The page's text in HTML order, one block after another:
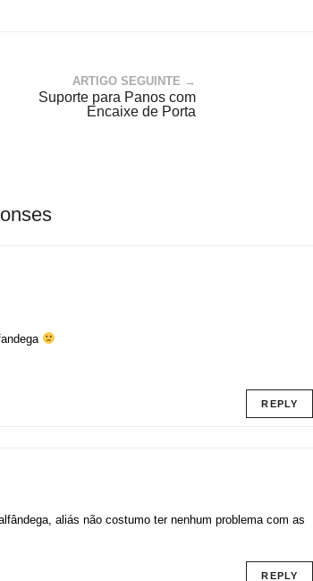
ARTIGO SEGUINTE →
Suporte para Panos com
Encaixe de Porta
REPLY
aliás não costumo ter nenhum problema com as
REPLY